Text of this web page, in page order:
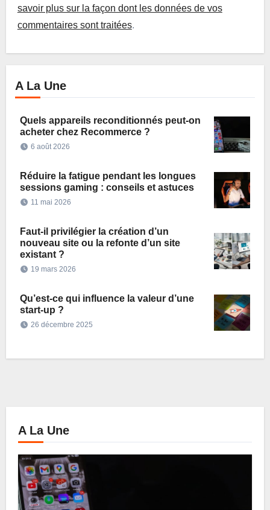
savoir plus sur la façon dont les données de vos
commentaires sont traitées.
A La Une
Quels appareils reconditionnés peut-on
acheter chez Recommerce ?
6 août 2026
Réduire la fatigue pendant les longues
sessions gaming : conseils et astuces
11 mai 2026
Faut-il privilégier la création d’un
nouveau site ou la refonte d’un site
existant ?
19 mars 2026
Qu’est-ce qui influence la valeur d’une
start-up ?
26 décembre 2025
A La Une